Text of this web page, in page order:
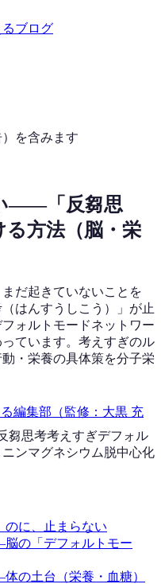
ブログ
を含みます
——「反芻思
方法（脳・栄
だ起きていないことを
はんすうしこう）」が止
ォルトモードネットワー
ています。考えすぎのル
・栄養の具体策を分子栄
編集部（監修：大黒 充
芻思考考えすぎデフォル
ンマグネシウム 脱中心化
のに、止まらない
の「デフォルトモー
の土台（栄養・血糖）